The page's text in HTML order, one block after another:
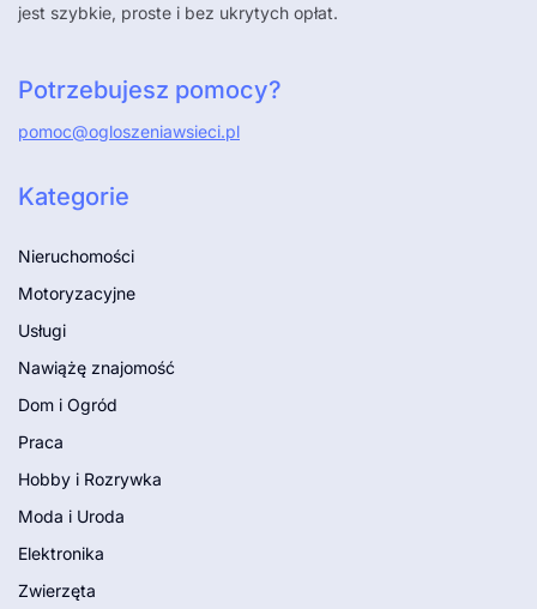
jest szybkie, proste i bez ukrytych opłat.
Potrzebujesz pomocy?
pomoc@ogloszeniawsieci.pl
Kategorie
Nieruchomości
Motoryzacyjne
Usługi
Nawiążę znajomość
Dom i Ogród
Praca
Hobby i Rozrywka
Moda i Uroda
Elektronika
Zwierzęta